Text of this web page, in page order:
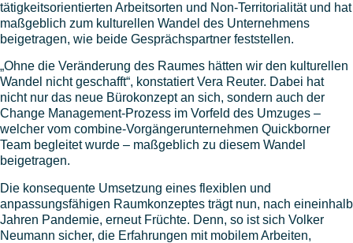
tätigkeitsorientierten Arbeitsorten und Non-Territorialität und hat
maßgeblich zum kulturellen Wandel des Unternehmens
beigetragen, wie beide Gesprächspartner feststellen.
„Ohne die Veränderung des Raumes hätten wir den kulturellen
Wandel nicht geschafft“, konstatiert Vera Reuter. Dabei hat
nicht nur das neue Bürokonzept an sich, sondern auch der
Change Management-Prozess im Vorfeld des Umzuges –
welcher vom combine-Vorgängerunternehmen Quickborner
Team begleitet wurde – maßgeblich zu diesem Wandel
beigetragen.
Die konsequente Umsetzung eines flexiblen und
anpassungsfähigen Raumkonzeptes trägt nun, nach eineinhalb
Jahren Pandemie, erneut Früchte. Denn, so ist sich Volker
Neumann sicher, die Erfahrungen mit mobilem Arbeiten,